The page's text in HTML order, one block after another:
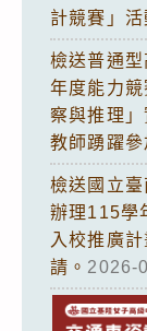
計競賽」活
檢送普通
年度能力
察與推理
教師踴躍參
檢送國立
辦理115學
入校推廣
請。 2026-